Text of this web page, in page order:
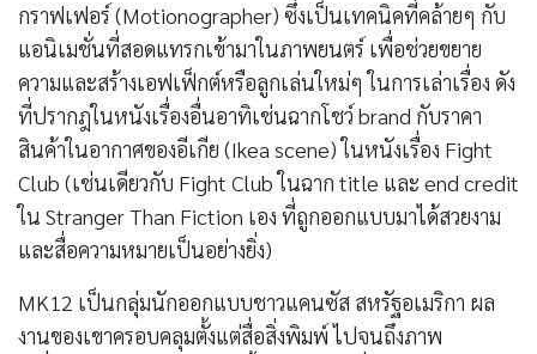
กราฟเฟอร์ (Motionographer) ซึ่งเป็นเทคนิคที่คล้ายๆ กับ
แอนิเมชั่นที่สอดแทรกเข้ามาในภาพยนตร์ เพื่อช่วยขยาย
ความและสร้างเอฟเฟ็กต์หรือลูกเล่นใหม่ๆ ในการเล่าเรื่อง ดัง
ที่ปรากฎในหนังเรื่องอื่นอาทิเช่นฉากโชว์ brand กับราคา
สินค้าในอากาศของอีเกีย (Ikea scene) ในหนังเรื่อง Fight
Club (เช่นเดียวกับ Fight Club ในฉาก title และ end credit
ใน Stranger Than Fiction เอง ที่ถูกออกแบบมาได้สวยงาม
และสื่อความหมายเป็นอย่างยิ่ง)
MK12 เป็นกลุ่มนักออกแบบชาวแคนซัส สหรัฐอเมริกา ผล
งานของเขาครอบคลุมตั้งแต่สื่อสิ่งพิมพ์ ไปจนถึงภาพ